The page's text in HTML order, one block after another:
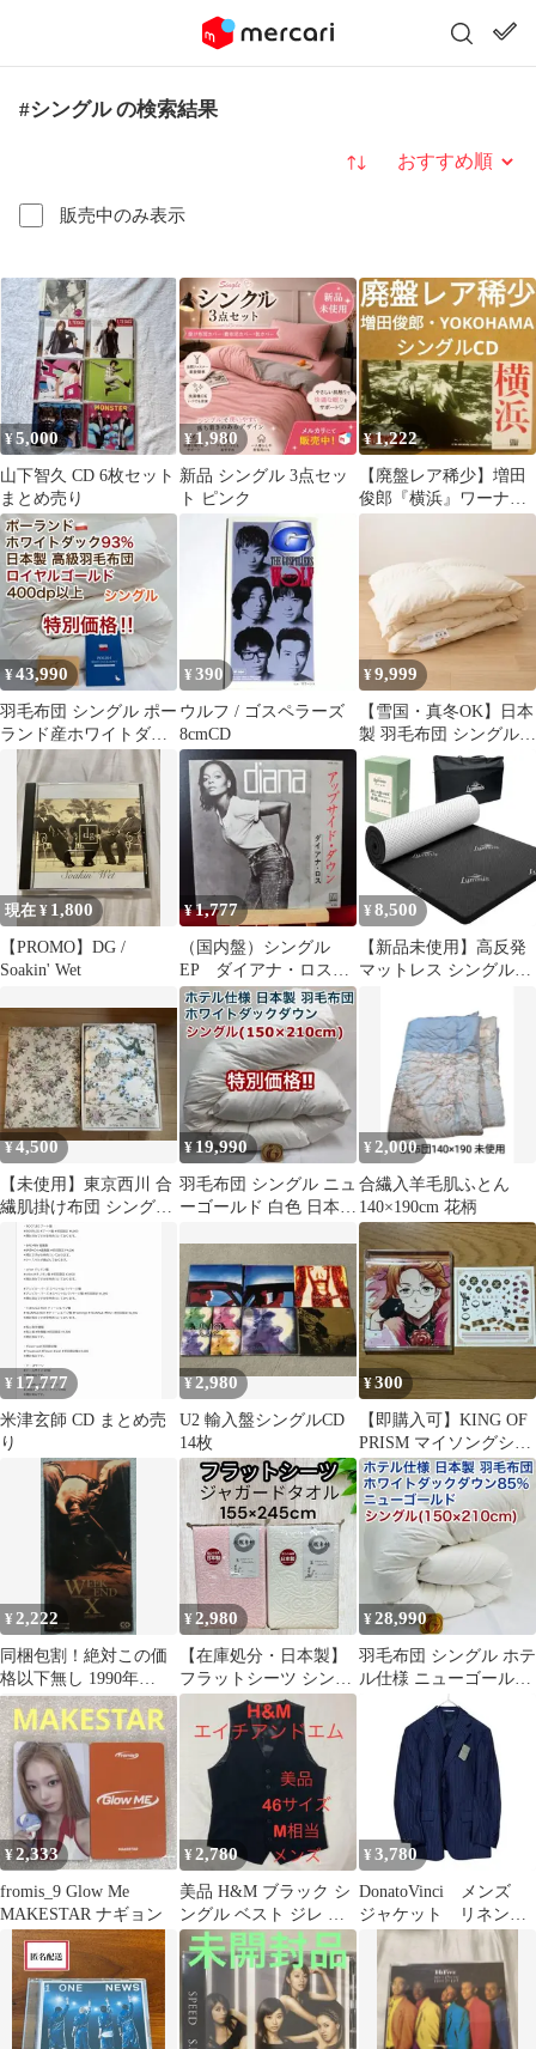
#シングル の検索結果
販売中のみ表示
並び替え
¥5,000
山下智久 CD 6枚セット
まとめ売り
¥1,980
新品 シングル 3点セッ
ト ピンク
¥1,222
【廃盤レア稀少】増田
俊郎『横浜』ワーナ
ー・ミュージック・ジ
¥43,990
羽毛布団 シングル ポー
ランド産ホワイトダッ
ク93% 日本製 ロイ
ヤル 特別価格
¥ 390
ウルフ / ゴスペラーズ
8cmCD
¥9,999
【雪国・真冬OK】日本
製 羽毛布団 シングル
ホワイトマザーダック
ダウン
現在 ¥ 1,800
【PROMO】DG /
Soakin' Wet
¥1,777
（国内盤）シングル
EP ダイアナ・ロス
アップサイド・ダウン
¥ 8,500
【新品未使用】高反発
マットレス シングル
¥4,500
【未使用】東京西川 合
繊肌掛け布団 シングル
マナーハウス花柄140×
190
¥19,990
羽毛布団 シングル ニュ
ーゴールド 白色 日本製
¥ 2,000
合繊入羊毛肌ふとん
140×190cm 花柄
¥ 17,777
米津玄師 CD まとめ売
り
¥2,980
U2 輸入盤シングルCD
14枚
¥300
【即購入可】KING OF
PRISM マイソングシン
グルシリーズ 十王院カ
ケル
¥ 2,222
同梱包割！絶対この価
格以下無し 1990年
WEEK END 初回限定盤
¥2,980
【在庫処分・日本製】
フラットシーツ シング
ル ジャガード織タオル
綿100% ホワイト・ピ
ンク <KB4405-TS>
155×245cm
¥28,990
羽毛布団 シングル ホテ
ル仕様 ニューゴールド
日本製 150×210cm
¥2,333
fromis_9 Glow Me
MAKESTAR ナギョン
¥2,780
美品 H&M ブラック シ
ングル ベスト ジレ ス
ーツ用 ビジネス 冠婚葬
祭 M
¥ 3,780
DonatoVinci メンズ
ジャケット リネン
ネイビー 新品
b6f042